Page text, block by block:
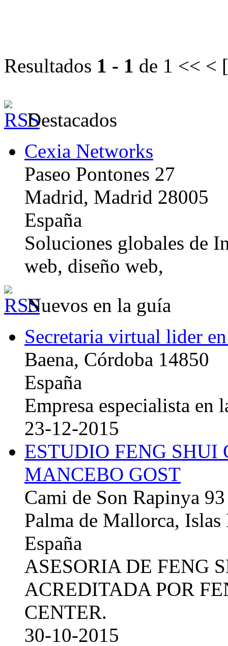
Resultados 1 - 1 de 1 << < [
Destacados
Cexia Networks
Paseo Pontones 27
Madrid, Madrid 28005
España
Soluciones globales de
web, diseño web,
Nuevos en la guía
Secretaria virtual lider
Baena, Córdoba 14850
España
Empresa especialista en
23-12-2015
ESTUDIO FENG
MANCEBO GOST
Cami de Son Rapinya 93
Palma de Mallorca, Islas
España
ASESORIA DE FENG
ACREDITADA POR
CENTER.
30-10-2015